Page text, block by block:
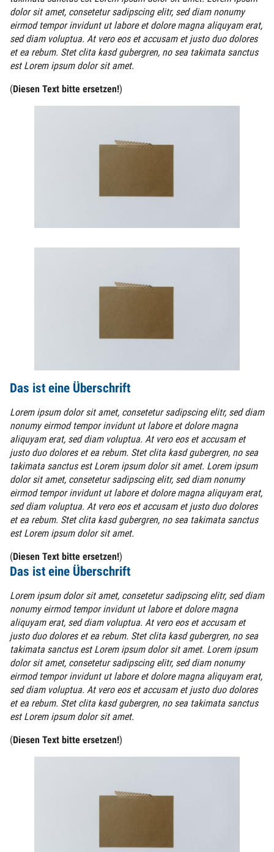
dolor sit amet, consetetur sadipscing elitr, sed diam nonumy
eirmod tempor invidunt ut labore et dolore magna aliquyam erat,
sed diam voluptua. At vero eos et accusam et justo duo dolores
et ea rebum. Stet clita kasd gubergren, no sea takimata sanctus
est Lorem ipsum dolor sit amet.
(Diesen Text bitte ersetzen!)
Das ist eine Überschrift
Lorem ipsum dolor sit amet, consetetur sadipscing elitr, sed diam
nonumy eirmod tempor invidunt ut labore et dolore magna
aliquyam erat, sed diam voluptua. At vero eos et accusam et
justo duo dolores et ea rebum. Stet clita kasd gubergren, no sea
takimata sanctus est Lorem ipsum dolor sit amet. Lorem ipsum
dolor sit amet, consetetur sadipscing elitr, sed diam nonumy
eirmod tempor invidunt ut labore et dolore magna aliquyam erat,
sed diam voluptua. At vero eos et accusam et justo duo dolores
et ea rebum. Stet clita kasd gubergren, no sea takimata sanctus
est Lorem ipsum dolor sit amet.
(Diesen Text bitte ersetzen!)
Das ist eine Überschrift
Lorem ipsum dolor sit amet, consetetur sadipscing elitr, sed diam
nonumy eirmod tempor invidunt ut labore et dolore magna
aliquyam erat, sed diam voluptua. At vero eos et accusam et
justo duo dolores et ea rebum. Stet clita kasd gubergren, no sea
takimata sanctus est Lorem ipsum dolor sit amet. Lorem ipsum
dolor sit amet, consetetur sadipscing elitr, sed diam nonumy
eirmod tempor invidunt ut labore et dolore magna aliquyam erat,
sed diam voluptua. At vero eos et accusam et justo duo dolores
et ea rebum. Stet clita kasd gubergren, no sea takimata sanctus
est Lorem ipsum dolor sit amet.
(Diesen Text bitte ersetzen!)